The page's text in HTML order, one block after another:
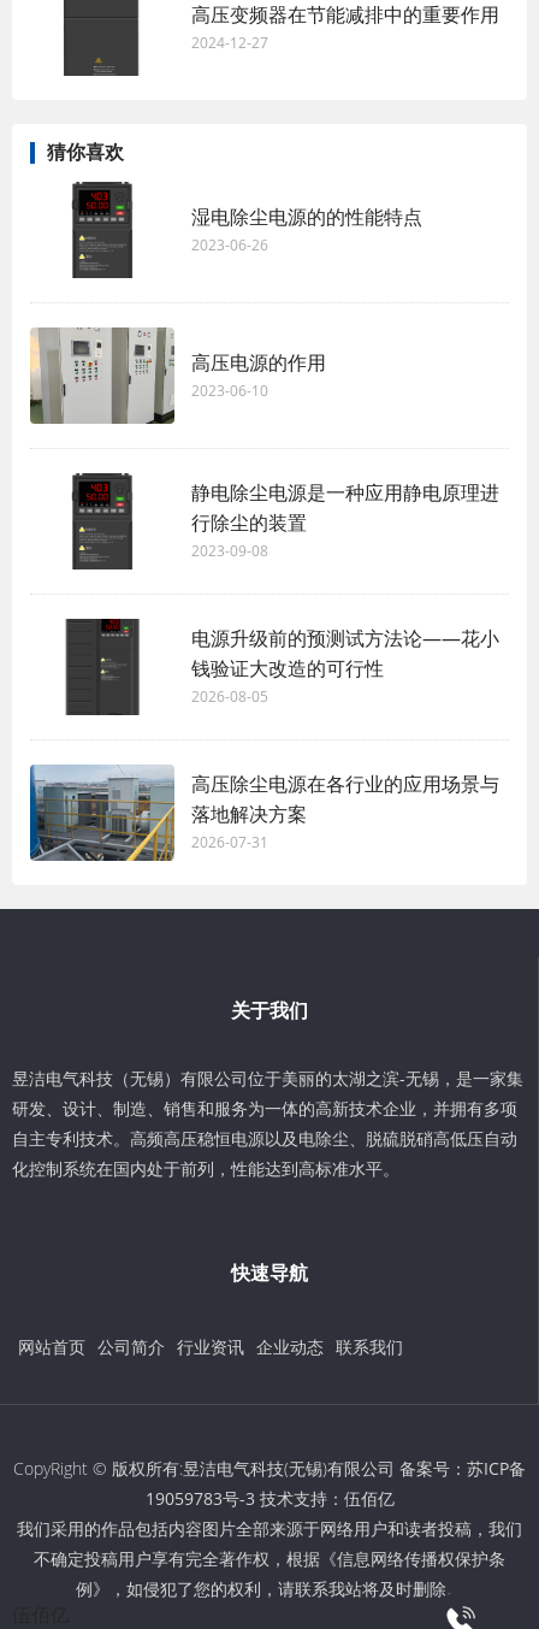
高压变频器在节能减排中的重要作用
2024-12-27
猜你喜欢
湿电除尘电源的的性能特点
2023-06-26
高压电源的作用
2023-06-10
静电除尘电源是一种应用静电原理进
行除尘的装置
2023-09-08
电源升级前的预测试方法论——花小
钱验证大改造的可行性
2026-08-05
高压除尘电源在各行业的应用场景与
落地解决方案
2026-07-31
关于我们
昱洁电气科技（无锡）有限公司位于美丽的太湖之滨-无锡，是一家集
研发、设计、制造、销售和服务为一体的高新技术企业，并拥有多项
自主专利技术。高频高压稳恒电源以及电除尘、脱硫脱硝高低压自动
化控制系统在国内处于前列，性能达到高标准水平。
快速导航
网站首页 公司简介 行业资讯 企业动态 联系我们
CopyRight © 版权所有:昱洁电气科技(无锡)有限公司 备案号： 苏ICP备
19059783号-3 技术支持： 伍佰亿
我们采用的作品包括内容图片全部来源于网络用户和读者投稿，我们
不确定投稿用户享有完全著作权，根据《信息网络传播权保护条
例》，如侵犯了您的权利，请联系我站将及时删除。